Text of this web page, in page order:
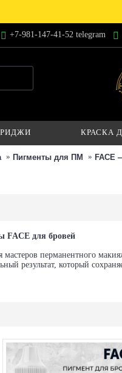
+7-981-147-41-52 telegram
КРАСКА
Пигменты для ПМ FACE
FACE для бровей
мастеров перманентного
результат, который
насыщенных оттенков